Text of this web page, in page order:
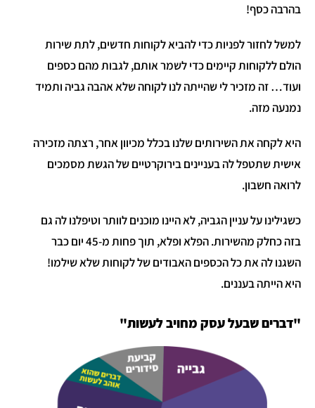
בהרבה כסף!
למשל לחזור לפניות כדי להביא לקוחות חדשים, לתת שירות
הולם ללקוחות קיימים כדי לשמר אותם, לגבות מהם כספים
ועוד… זה מזכיר לי שהייתה לנו לקוחה שלא אהבה גביה ותמיד
נמנעה מזה.
היא לקחה את השירותים שלנו בכלל מכיוון אחר, רצתה מזכירה
אישית שתטפל לה בעניינים בירוקרטיים של הגשת מסמכים
לרואה חשבון.
כשגילינו על עניין הגביה, לא היינו מוכנים לוותר וטיפלנו לה גם
בזה כחלק מהשירות. הפלא ופלא, תוך פחות מ-45 יום כבר
השגנו לה את כל הכספים האבודים של לקוחות שלא שילמו!
היא הייתה בעננים.
"דברים שבעל עסק מחויב לעשות"